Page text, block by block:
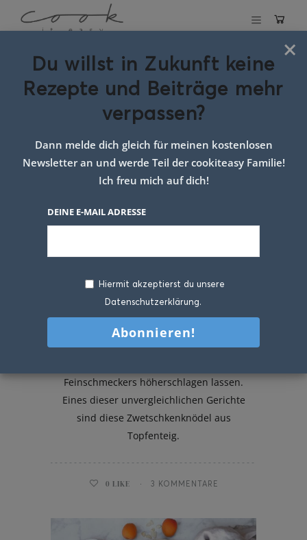
Hauptspeisen süß
Zwetschkenknödel aus
Topfenteig
In der österreichischen Küche gibt es
Feinschmeckers höherschlagen lassen.
Eines dieser unvergleichlichen Gerichte
sind diese Zwetschkenknödel aus
Topfenteig.
0 LIKE 3 KOMMENTARE
×
Du willst in Zukunft keine
Rezepte und Beiträge mehr
verpassen?
Dann melde dich gleich für meinen kostenlosen
Newsletter an und werde Teil der cookiteasy Familie!
Ich freu mich auf dich!
DEINE E-MAIL ADRESSE
Hiermit akzeptierst du unsere
Datenschutzerklärung.